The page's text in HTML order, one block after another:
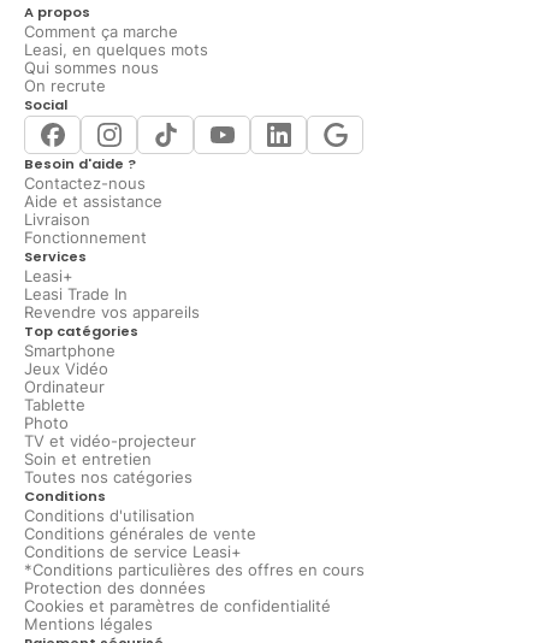
A propos
Comment ça marche
Leasi, en quelques mots
Qui sommes nous
On recrute
Social
Besoin d'aide ?
Contactez-nous
Aide et assistance
Livraison
Fonctionnement
Services
Leasi+
Leasi Trade In
Revendre vos appareils
Top catégories
Smartphone
Jeux Vidéo
Ordinateur
Tablette
Photo
TV et vidéo-projecteur
Soin et entretien
Toutes nos catégories
Conditions
Conditions d'utilisation
Conditions générales de vente
Conditions de service Leasi+
*Conditions particulières des offres en cours
Protection des données
Cookies et paramètres de confidentialité
Mentions légales